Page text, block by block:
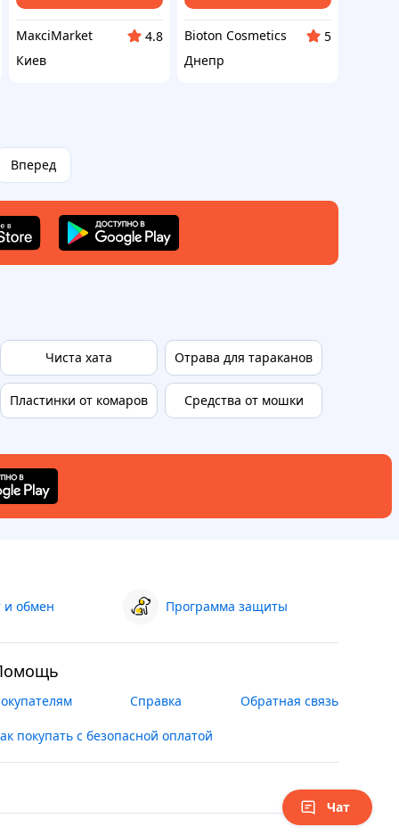
МаксіMarket
4.8
Киев
Bioton Cosmetics
5
Днепр
Вперед
Чиста хата
Пластинки от комаров
Отрава для тараканов
Средства от мошки
и обмен Программа защиты
Справка Обратная связь
покупать с безопасной оплатой
Чат